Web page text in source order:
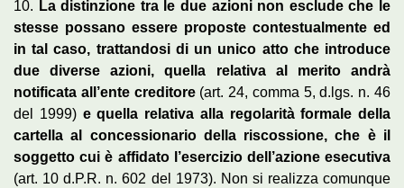
10. La distinzione tra le due azioni non esclude che le
stesse possano essere proposte contestualmente ed
in tal caso, trattandosi di un unico atto che introduce
due diverse azioni, quella relativa al merito andrà
notificata all’ente creditore(art. 24, comma 5, d.lgs. n. 46
del 1999) e quella relativa alla regolarità formale della
cartella al concessionario della riscossione, che è il
soggetto cui è affidato l’esercizio dell’azione esecutiva
(art. 10 d.P.R. n. 602 del 1973). Non si realizza comunque